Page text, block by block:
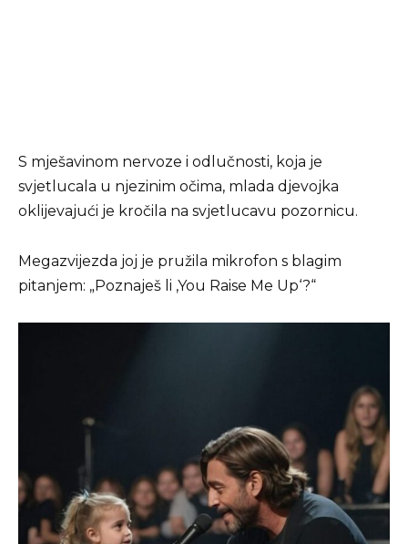
S mješavinom nervoze i odlučnosti, koja je
svjetlucala u njezinim očima, mlada djevojka
oklijevajući je kročila na svjetlucavu pozornicu.
Megazvijezda joj je pružila mikrofon s blagim
pitanjem: „Poznaješ li ‚You Raise Me Up‘?“